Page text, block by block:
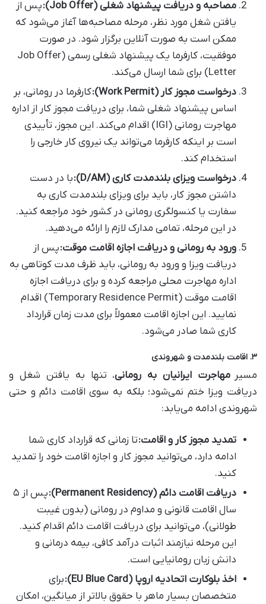
مصاحبه و دریافت پیشنهاد شغلی (Job Offer):
پس از
یافتن شغل مورد نظر، مرحله مصاحبه‌ها آغاز می‌شود که
ممکن است به صورت آنلاین برگزار شود. در صورت
موفقیت، کارفرما یک پیشنهاد شغلی رسمی (Job Offer
Letter) برای شما ارسال می‌کند.
درخواست مجوز کار (Work Permit):
کارفرما در رومانی، بر
اساس پیشنهاد شغلی شما، برای دریافت مجوز کار از اداره
مهاجرت رومانی (IGI) اقدام می‌کند. این مجوز، تأییدی
است بر اینکه کارفرما می‌تواند یک نیروی کار خارجی را
استخدام کند.
درخواست ویزای بلندمدت کاری (D/AM):
با در دست
داشتن مجوز کار، باید برای ویزای بلندمدت کاری به
سفارت یا کنسولگری رومانی در کشور خود مراجعه کنید.
در این مرحله، تمامی مدارک لازم را ارائه می‌دهید.
ورود به رومانی و دریافت اجازه اقامت موقت:پس از
دریافت ویزا و ورود به رومانی، باید ظرف مدت کوتاهی به
اداره مهاجرت محلی مراجعه کرده و برای دریافت اجازه
اقامت موقت (Temporary Residence Permit) اقدام
نمایید. این اجازه اقامت معمولاً برای مدت زمان قرارداد
کاری شما صادر می‌شود.
۳. اقامت بلندمدت و شهروندی
مسیر مهاجرت ایرانیان به رومانی، تنها به یافتن شغل و
دریافت ویزا ختم نمی‌شود؛ بلکه به سوی اقامت دائم و حتی
شهروندی ادامه می‌یابد:
تمدید مجوز کار و اقامت:تا زمانی که قرارداد کاری شما
ادامه دارد، می‌توانید مجوز کار و اجازه اقامت خود را تمدید
کنید.
دریافت اقامت دائم (Permanent Residency):
پس از ۵
سال اقامت قانونی و مداوم در رومانی (بدون غیبت
طولانی)، می‌توانید برای دریافت اقامت دائم اقدام کنید.
این مرحله نیازمند اثبات درآمد کافی، بیمه درمانی و
دانش زبان رومانیایی است.
اخذ بلوکارت اتحادیه اروپا (EU Blue Card):
برای
متخصصان بسیار ماهر با حقوق بالاتر از میانگین، امکان